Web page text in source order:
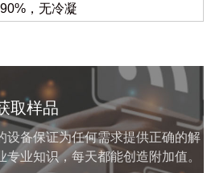
90%，无冷凝
取样品
设备保证为任何需求提供正确的解
业知识，每天都能创造附加值。